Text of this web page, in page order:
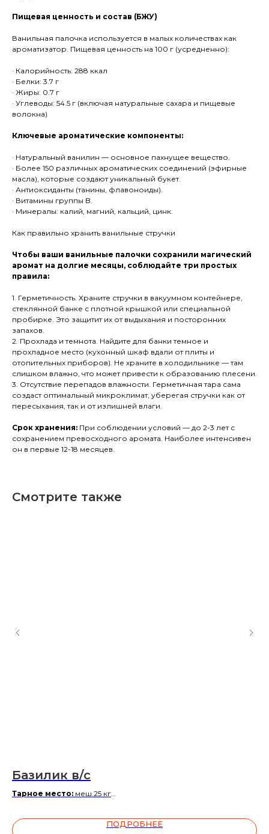
Пищевая ценность и состав (БЖУ)
Ванильная палочка используется в малых количествах как
ароматизатор. Пищевая ценность на 100 г (усредненно):
· Калорийность: 288 ккал
· Белки: 3.7 г
· Жиры: 0.7 г
· Углеводы: 54.5 г (включая натуральные сахара и пищевые
волокна)
Ключевые ароматические компоненты:
· Натуральный ванилин — основное пахнущее вещество.
· Более 150 различных ароматических соединений (эфирные
масла), которые создают уникальный букет.
· Антиоксиданты (танины, флавоноиды).
· Витамины группы B.
· Минералы: калий, магний, кальций, цинк.
Как правильно хранить ванильные стручки
Чтобы ваши ванильные палочки сохранили магический
аромат на долгие месяцы, соблюдайте три простых
правила:
1. Герметичность. Храните стручки в вакуумном контейнере,
стеклянной банке с плотной крышкой или специальной
пробирке. Это защитит их от выдыхания и посторонних
запахов.
2. Прохлада и темнота. Найдите для банки темное и
прохладное место (кухонный шкаф вдали от плиты и
отопительных приборов). Не храните в холодильнике — там
слишком влажно, что может привести к образованию плесени.
3. Отсутствие перепадов влажности. Герметичная тара сама
создаст оптимальный микроклимат, уберегая стручки как от
пересыхания, так и от излишней влаги.
Срок хранения: При соблюдении условий — до 2-3 лет с
сохранением превосходного аромата. Наиболее интенсивен
он в первые 12-18 месяцев.
Смотрите также
Базилик в/с
Тарное место: меш.25 кг
менеджеру
ПОДРОБНЕЕ